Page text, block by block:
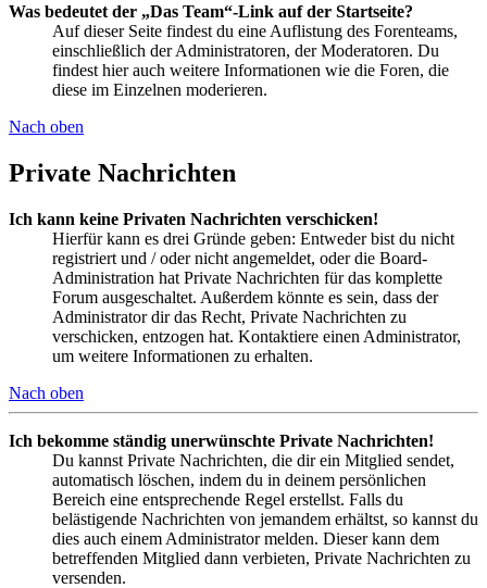
Was bedeutet der „Das Team“-Link auf der Startseite?
Auf dieser Seite findest du eine Auflistung des Forenteams,
einschließlich der Administratoren, der Moderatoren. Du
findest hier auch weitere Informationen wie die Foren, die
diese im Einzelnen moderieren.
Nach oben
Private Nachrichten
Ich kann keine Privaten Nachrichten verschicken!
Hierfür kann es drei Gründe geben: Entweder bist du nicht
registriert und / oder nicht angemeldet, oder die Board-
Administration hat Private Nachrichten für das komplette
Forum ausgeschaltet. Außerdem könnte es sein, dass der
Administrator dir das Recht, Private Nachrichten zu
verschicken, entzogen hat. Kontaktiere einen Administrator,
um weitere Informationen zu erhalten.
Nach oben
Ich bekomme ständig unerwünschte Private Nachrichten!
Du kannst Private Nachrichten, die dir ein Mitglied sendet,
automatisch löschen, indem du in deinem persönlichen
Bereich eine entsprechende Regel erstellst. Falls du
belästigende Nachrichten von jemandem erhältst, so kannst du
dies auch einem Administrator melden. Dieser kann dem
betreffenden Mitglied dann verbieten, Private Nachrichten zu
versenden.